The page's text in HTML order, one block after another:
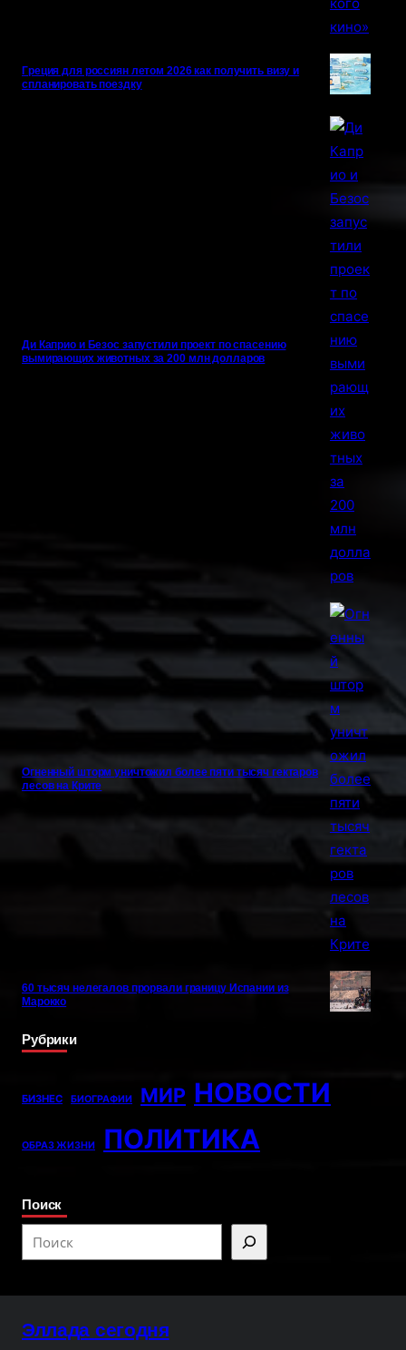
Греция для россиян летом 2026 как получить визу и
спланировать поездку
Ди Каприо и Безос запустили проект по спасению
вымирающих животных за 200 млн долларов
Огненный шторм уничтожил более пяти тысяч гектаров
лесов на Крите
60 тысяч нелегалов прорвали границу Испании из
Марокко
Рубрики
БИЗНЕС БИОГРАФИИ МИР НОВОСТИ
ОБРАЗ ЖИЗНИ ПОЛИТИКА
Поиск
e
c
Эллада сегодня